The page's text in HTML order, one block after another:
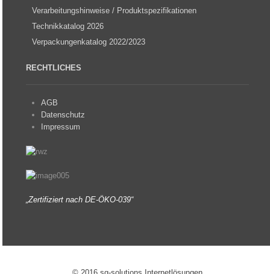
Verarbeitungshinweise / Produktspezifikationen
Technikkatalog 2026
Verpackungenkatalog 2022/2023
RECHTLICHES
AGB
Datenschutz
Impressum
„Zertifiziert nach DE-ÖKO-039“